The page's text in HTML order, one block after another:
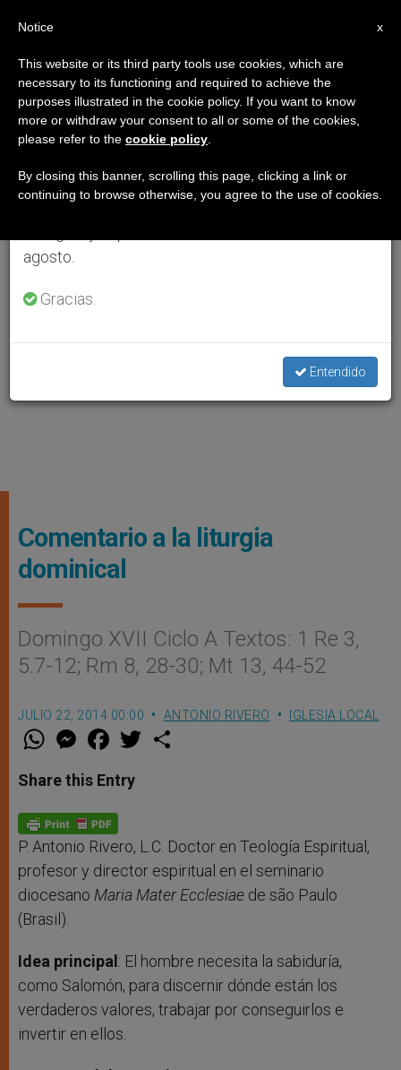
Comentario a la liturgia
dominical
Domingo XVII Ciclo A Textos: 1 Re 3,
5.7-12; Rm 8, 28-30; Mt 13, 44-52
JULIO 22, 2014 00:00 ANTONIO RIVERO IGLESIA LOCAL
W
t
s
p
p
M
e
s
e
g
e
r
F
a
e
b
o
k
w
Share this Entry
P. Antonio Rivero, L.C. Doctor en Teología Espiritual,
profesor y director espiritual en el seminario
diocesano Maria Mater Ecclesiae de são Paulo
(Brasil).
Idea principal : El hombre necesita la sabiduría,
como Salomón, para discernir dónde están los
verdaderos valores, trabajar por conseguirlos e
invertir en ellos.
×
Aviso importante
Del 27 de julio al 7 de agosto haremos la pausa
anual, aprovechando que en el periodo de verano
se generan menos informaciones y también el
agosto.
Gracias.
Entendido
x
Notice
This website or its third party tools use cookies, which are
necessary to its functioning and required to achieve the
purposes illustrated in the cookie policy. If you want to know
more or withdraw your consent to all or some of the cookies,
please refer to the cookie policy
By closing this banner, scrolling this page, clicking a link or
continuing to browse otherwise, you agree to the use of cookies.